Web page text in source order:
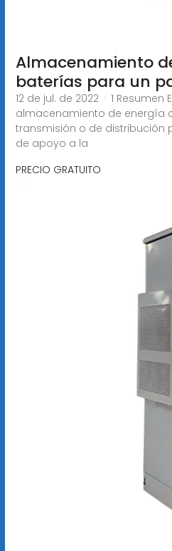
Almacenamiento
baterías para un
12 de jul. de 2022 · 1
almacenamiento de energía
transmisión o de distribución
de apoyo a la
PRECIO GRATUITO